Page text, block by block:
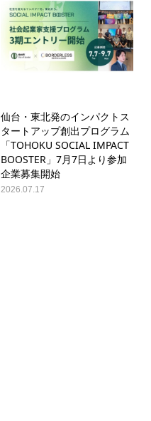
仙台・東北発のインパクトス
タートアップ創出プログラム
「TOHOKU SOCIAL IMPACT
BOOSTER」7月7日より参加
企業募集開始
2026.07.17